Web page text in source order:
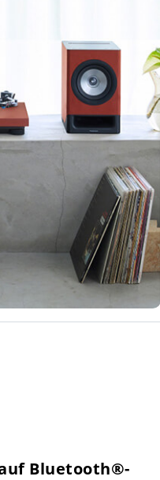
Bluetooth®-